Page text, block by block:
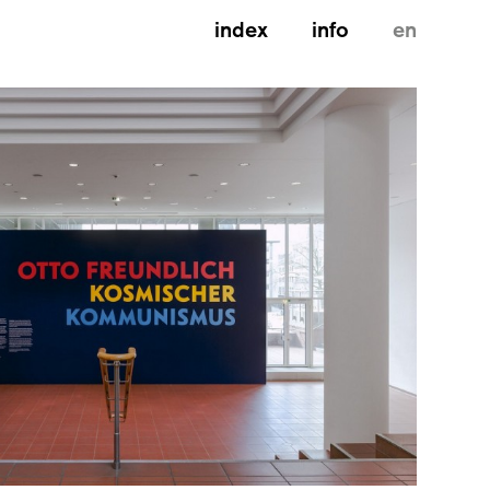
index info en